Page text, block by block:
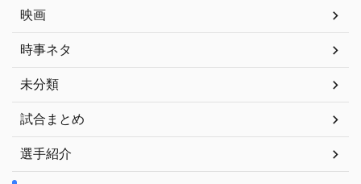
映画
時事ネタ
未分類
試合まとめ
選手紹介